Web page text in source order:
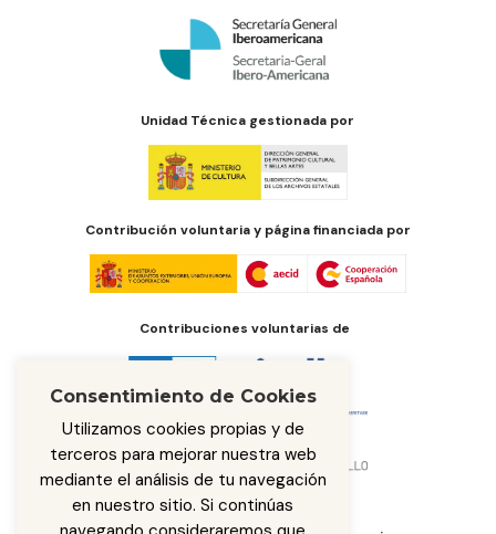
Unidad Técnica gestionada por
Contribución voluntaria y página financiada por
Contribuciones voluntarias de
Consentimiento de Cookies
Utilizamos cookies propias y de
terceros para mejorar nuestra web
mediante el análisis de tu navegación
en nuestro sitio. Si continúas